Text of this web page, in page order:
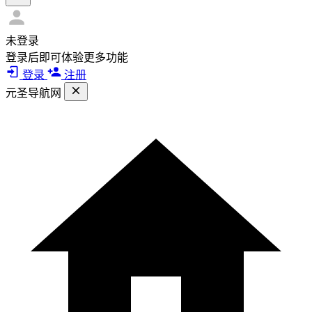
未登录
登录后即可体验更多功能
登录
注册
元圣导航网